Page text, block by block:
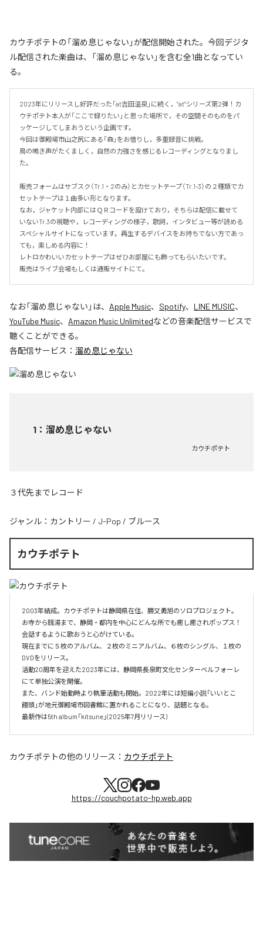
カウチポテトの「溜め息じゃない」が配信開始された。今回デジタ
ル配信された楽曲は、「溜め息じゃない」を含む全1曲となってい
る。
2023年にリリースし好評だった「at吉田温泉」に続く，“at”シリーズ第2弾！カ
ウチポテト本人が「ここで録りたい」と思った場所で，その空間そのものをパ
ッケージしてしまおうという企画です。
今回は御殿場市山之尻にある「森」をお借りし，多重録音に挑戦。
鳥の鳴き声がたくましく，自然の力強さを感じるレコーディングとなりまし
た。
販売フォームはサブスク（Tr.1・2のみ）とカセットテープ（Tr.1-3）の２種類でカ
セットテープは１曲多い形となります。
なお，ジャケット内部にはＱＲコードを設けており，そちらは配信に載せて
いないTr.3の視聴や，レコーディングの様子，歌詞，インタビュー等が読める
スペシャルサイトになっています。再生するデバイスをお持ちでない方であっ
ても，楽しめる内容に！
レトロかわいいカセットテープはぜひお部屋にも飾ってもらいたいです。
販売はライブ会場もしくは通販サイトにて。
なお「溜め息じゃない 」は、 Apple Music、 Spotify、 LINE MUSIC、
YouTube Music、 Amazon Music Unlimitedなどの音楽配信サービスで
聴くことができる。
各配信サービス： 溜め息じゃない
1 ： 溜め息じゃない
カウチポテト
３代先までレコード
ジャンル： カントリー / J-Pop / ブルース
カウチポテト
2003年結成。カウチポテトは静岡県在住、勝又勇旭のソロプロジェクト。
お寺から銭湯まで、静岡・都内を中心にどんな所でも癒し癒されポップス！
会話するように歌おうと心がけている。
現在までに５枚のアルバム、２枚のミニアルバム、６枚のシングル、１枚の
DVDをリリース。
活動20周年を迎えた2023年には、静岡県長泉町文化センターベルフォーレ
にて単独公演を開催。
また、バンド始動時より執筆活動も開始。2022年には短編小説「いいとこ
饅頭」が地元御殿場市図書館に置かれることになり、話題となる。
最新作は5th album「kitsune」(2025年7月リリース)
カウチポテトの他のリリース： カウチポテト
https://couchpotato-hp.web.app